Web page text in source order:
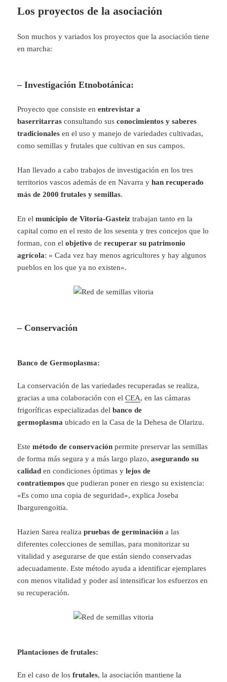
Los proyectos de la asociación
Son muchos y variados los proyectos que la asociación tiene
en marcha:
– Investigación Etnobotánica:
Proyecto que consiste enentrevistar a
baserritarras consultando susconocimientos y saberes
tradicionales en el uso y manejo de variedades cultivadas,
como semillas y frutales que cultivan en sus campos.
Han llevado a cabo trabajos de investigación en los tres
territorios vascos además de en Navarra yhan recuperado
más de 2000 frutales y semillas.
En elmunicipio de Vitoria-Gasteiz trabajan tanto en la
capital como en el resto de los sesenta y tres concejos que lo
forman, con elobjetivo derecuperar su patrimonio
agrícola: » Cada vez hay menos agricultores y hay algunos
pueblos en los que ya no existen».
– Conservación
Banco de Germoplasma:
La conservación de las variedades recuperadas se realiza,
gracias a una colaboración con elCEA, en las cámaras
frigoríficas especializadas delbanco de
germoplasma ubicado en la Casa de la Dehesa de Olarizu.
Estemétodo de conservación permite preservar las semillas
de forma más segura y a más largo plazo,asegurando su
calidad en condiciones óptimas ylejos de
contratiempos que pudieran poner en riesgo su existencia:
«Es como una copia de seguridad», explica Joseba
Ibargurengoitia.
Hazien Sarea realizapruebas de germinación a las
diferentes colecciones de semillas, para monitorizar su
vitalidad y asegurarse de que están siendo conservadas
adecuadamente. Este método ayuda a identificar ejemplares
con menos vitalidad y poder así intensificar los esfuerzos en
su recuperación.
Plantaciones de frutales:
En el caso de losfrutales, la asociación mantiene la